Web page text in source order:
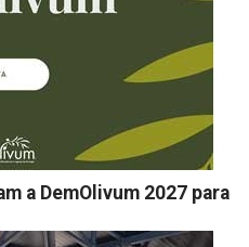
a DemOlivum 2027 para